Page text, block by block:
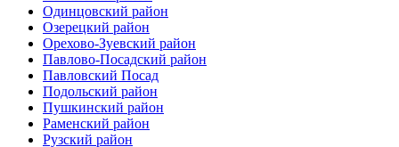
Одинцовский район
Озерецкий район
Орехово-Зуевский район
Павлово-Посадский район
Павловский Посад
Подольский район
Пушкинский район
Раменский район
Рузский район